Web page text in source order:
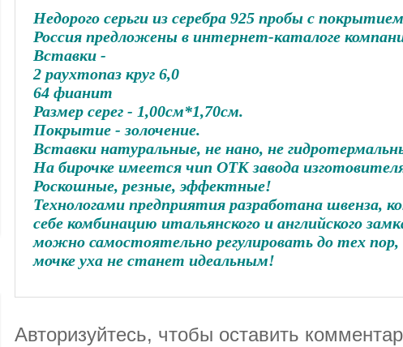
Недорого серьги из серебра 925 пробы с
Россия предложены в интернет-каталоге
Вставки -
2 раухтопаз круг 6,0
64 фианит
Размер серег - 1,00см*1,70см.
Покрытие - золочение.
Вставки натуральные, не нано, не
На бирочке имеется чип ОТК завода
Роскошные, резные, эффектные!
Технологами предприятия разработана швенза,
себе комбинацию итальянского и английского
можно самостоятельно регулировать до тех пор,
мочке уха не станет идеальным!
Авторизуйтесь, чтобы оставить